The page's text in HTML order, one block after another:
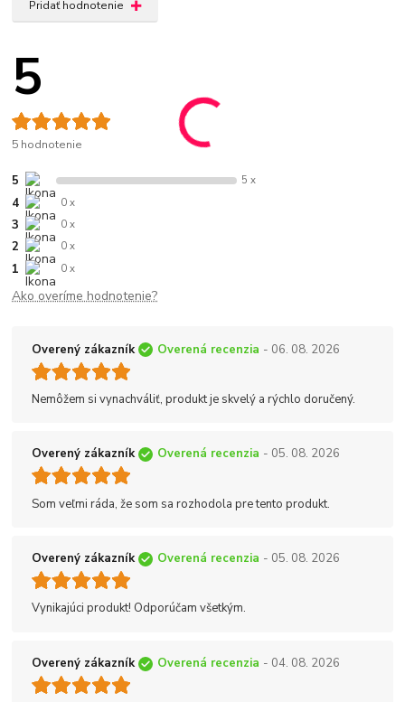
Pridať hodnotenie
5
5 hodnotenie
5 5 x
4 0 x
3 0 x
2 0 x
1 0 x
Ako overíme hodnotenie?
Overený zákazník Overená recenzia - 06. 08. 2026
Nemôžem si vynachváliť, produkt je skvelý a rýchlo doručený.
Overený zákazník Overená recenzia - 05. 08. 2026
Som veľmi ráda, že som sa rozhodola pre tento produkt.
Overený zákazník Overená recenzia - 05. 08. 2026
Vynikajúci produkt! Odporúčam všetkým.
Overený zákazník Overená recenzia - 04. 08. 2026